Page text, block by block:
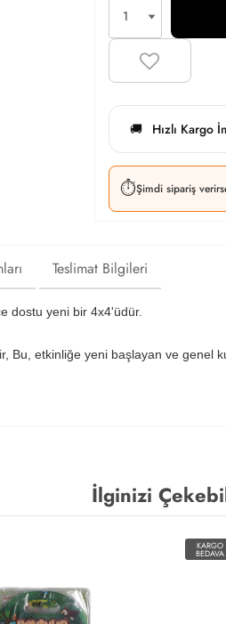
🚚 Hızlı Kargo
⏱️Şimdi sipariş
Teslimat Bilgileri
dostu yeni bir 4x4'üdür.
Bu, etkinliğe yeni başlayan ve genel
İlginizi
KARGO
BEDAVA